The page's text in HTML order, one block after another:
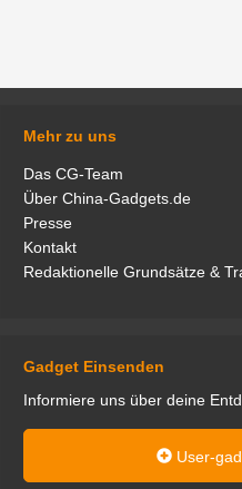
Mehr zu uns
Das CG-Team
Über China-Gadgets.de
Presse
Kontakt
Redaktionelle Grundsätze &
Gadget Einsenden
Informiere uns über deine
User-